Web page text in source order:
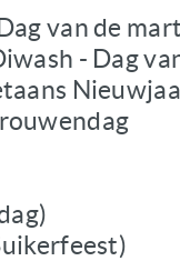
van de
- Dag